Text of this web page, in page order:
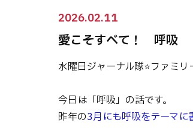
2026.02.11
愛こそすべて！ 呼吸
水曜日ジャーナル隊⭐️ファミ
今日は「呼吸」の話です。
昨年の3月にも呼吸をテーマに